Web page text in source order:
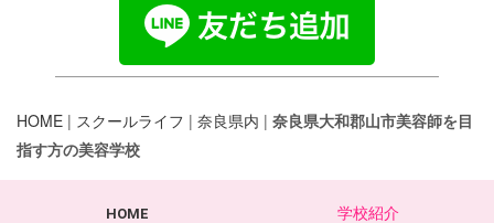
HOME | スクールライフ | 奈良県内 | 奈良県大和郡山市美容師を目
指す方の美容学校
HOME
学校紹介